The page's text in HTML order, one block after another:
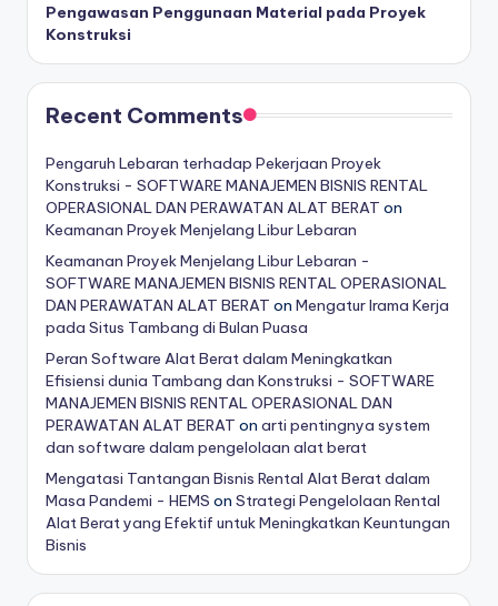
Pengawasan Penggunaan Material pada Proyek
Konstruksi
Recent Comments
Pengaruh Lebaran terhadap Pekerjaan Proyek
Konstruksi - SOFTWARE MANAJEMEN BISNIS RENTAL
OPERASIONAL DAN PERAWATAN ALAT BERAT on
Keamanan Proyek Menjelang Libur Lebaran
Keamanan Proyek Menjelang Libur Lebaran -
SOFTWARE MANAJEMEN BISNIS RENTAL OPERASIONAL
DAN PERAWATAN ALAT BERAT on Mengatur Irama Kerja
pada Situs Tambang di Bulan Puasa
Peran Software Alat Berat dalam Meningkatkan
Efisiensi dunia Tambang dan Konstruksi - SOFTWARE
MANAJEMEN BISNIS RENTAL OPERASIONAL DAN
PERAWATAN ALAT BERAT on arti pentingnya system
dan software dalam pengelolaan alat berat
Mengatasi Tantangan Bisnis Rental Alat Berat dalam
Masa Pandemi - HEMS on Strategi Pengelolaan Rental
Alat Berat yang Efektif untuk Meningkatkan Keuntungan
Bisnis